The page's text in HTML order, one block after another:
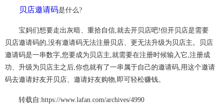
贝店邀请码是什么?
宝妈们想要走出灰暗、重拾自信,就去开贝店吧!但开贝店是需要
贝店邀请码的,没有邀请码无法注册贝店、更无法升级为贝店主。贝店
邀请码是一串数字,您要成为贝店主,就需要在注册时候输入它,注册成
功、升级为贝店主之后,你也就有了一串属于自己的邀请码,用这个邀请
码去邀请好友开贝店、邀请好友购物,即可轻松赚钱。
转载自:https://www.lafan.com/archives/4990